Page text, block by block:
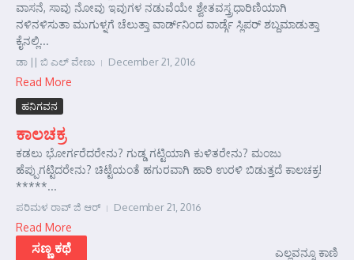
ವಾಸನೆ, ಸಾವು ನೋವು ಇವುಗಳ ನಡುವೆಯೇ ಶ್ವೇತವಸ್ತ್ರಧಾರಿಣಿಯಾಗಿ
ನಳಿನಳಿಸುತಾ ಮುಗುಳ್ನಗೆ ಚೆಲುತ್ತಾ ವಾರ್ಡ್‍ನಿಂದ ವಾರ್ಡ್ಗೆ ಸ್ಲಿಪರ್ ಶಬ್ದಮಾಡುತ್ತಾ
ಕೈನಲ್ಲಿ...
ಡಾ || ಬಿ ಎಲ್ ವೇಣು December 21, 2016
Read More
ಹನಿಗವನ
ಕಾಲಚಕ್ರ
ಕಡಲು ಭೋರ್ಗರೆದರೇನು? ಗುಡ್ಡ ಗಟ್ಟಿಯಾಗಿ ಕುಳಿತರೇನು? ಮಂಜು
ಹೆಪ್ಪುಗಟ್ಟಿದರೇನು? ಚಿಟ್ಟೆಯಂತೆ ಹಗುರವಾಗಿ ಹಾರಿ ಉರಳಿ ಬಿಡುತ್ತದೆ ಕಾಲಚಕ್ರ!
*****...
ಪರಿಮಳ ರಾವ್ ಜಿ ಆರ್‍ December 21, 2016
Read More
ಸಣ್ಣ ಕಥೆ ಎಲ್ಲವನ್ನೂ ಕಾಣಿ